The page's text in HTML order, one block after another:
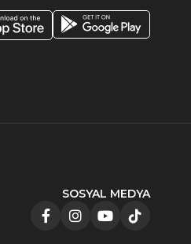
SOSYAL MEDYA